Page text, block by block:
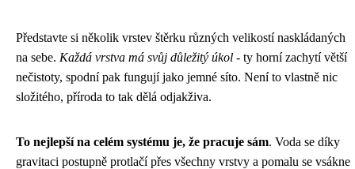
Představte si několik vrstev štěrku různých velikostí naskládaných
na sebe. Každá vrstva má svůj důležitý úkol - ty horní zachytí větší
nečistoty, spodní pak fungují jako jemné síto. Není to vlastně nic
složitého, příroda to tak dělá odjakživa.
To nejlepší na celém systému je, že pracuje sám. Voda se díky
gravitaci postupně protlačí přes všechny vrstvy a pomalu se vsákne